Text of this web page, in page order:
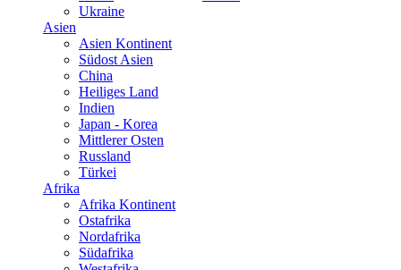
Ukraine
Asien
Asien Kontinent
Südost Asien
China
Heiliges Land
Indien
Japan - Korea
Mittlerer Osten
Russland
Türkei
Afrika
Afrika Kontinent
Ostafrika
Nordafrika
Südafrika